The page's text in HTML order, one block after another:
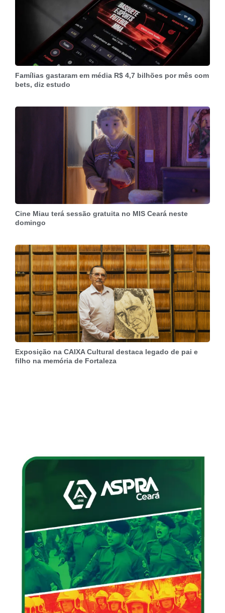
Famílias gastaram em média R$ 4,7 bilhões por mês com
bets, diz estudo
Cine Miau terá sessão gratuita no MIS Ceará neste
domingo
Exposição na CAIXA Cultural destaca legado de pai e
filho na memória de Fortaleza